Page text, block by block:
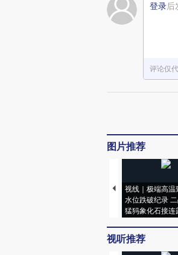
登录后
评论仅
图片推荐
视线｜极端高温
水位跌破纪录
猛犸象化石接连
视听推荐